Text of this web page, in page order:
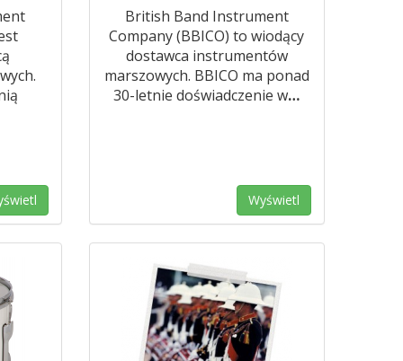
British Band Instrument
Company (BBICO) to wiodący
dostawca instrumentów
marszowych. BBICO ma ponad
30-letnie doświadczenie w…
Wyświetl